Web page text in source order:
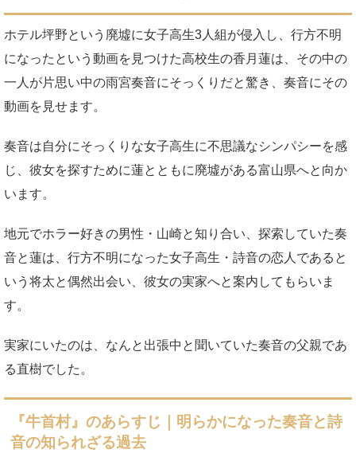
ホテル坪野という廃墟に女子高生3人組が侵入し、行方不明
になったという動画を見つけた高校生の香月蓮は、その中の
一人が片思い中の雨宮奏音にそっくりだと驚き、奏音にその
動画を見せます。
奏音は自分にそっくりな女子高生に不思議なシンパシーを感
じ、彼女を探すために蓮とともに廃墟がある富山県へと向か
います。
地元でホラー好きの男性・山崎と知り合い、探索していた奏
音と蓮は、行方不明になった女子高生・詩音の恋人であると
いう将太と偶然出会い、彼女の実家へと案内してもらいま
す。
実家にいたのは、なんと出張中と聞いていた奏音の父親であ
る直樹でした。
『牛首村』のあらすじ｜明らかになった奏音と詩
音の知られざる過去